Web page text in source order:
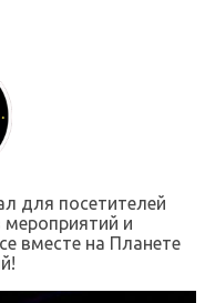
для посетителей
мероприятий и
вместе на Планете